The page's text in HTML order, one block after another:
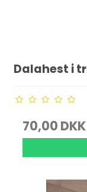
Dalahest i
70,00 DKK